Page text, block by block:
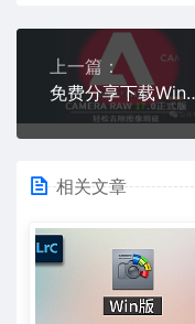
上一篇：
免费分享下载Win+Mac中文汉化版
相关文章